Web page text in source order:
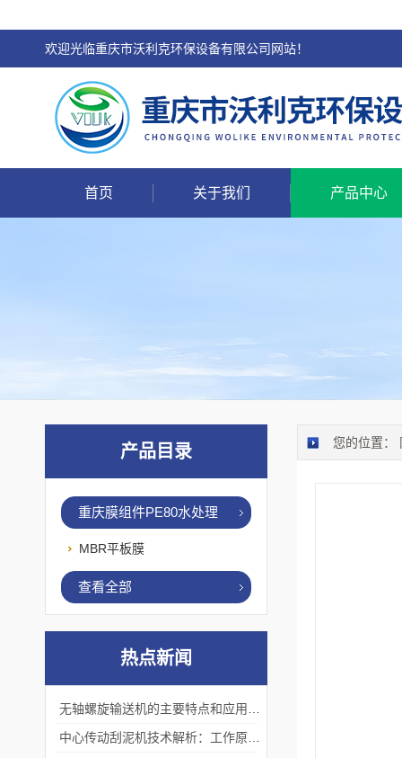
欢迎光临重庆市沃利克环保设备有限公司网站！
首页 关于我们 产品中心
您的位置：
产品目录
重庆膜组件PE80水处理
MBR平板膜
查看全部
热点新闻